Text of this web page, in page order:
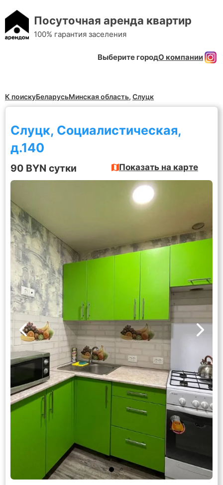
Посуточная аренда квартир
100% гарантия заселения
Выберите городО компании
К поискуБеларусьМинская область, Слуцк
Слуцк, Социалистическая,
д.140
90 BYN сутки Показать на карте